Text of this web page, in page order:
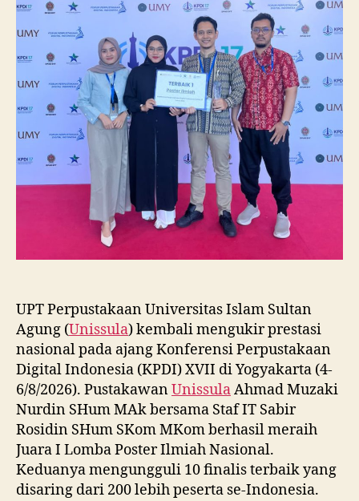
Juara
Lomba
Poster
Ilmiah
Nasional
di
KPDI
XVII
UPT Perpustakaan Universitas Islam Sultan
Agung (Unissula) kembali mengukir prestasi
nasional pada ajang Konferensi Perpustakaan
Digital Indonesia (KPDI) XVII di Yogyakarta (4-
6/8/2026). PustakawanUnissulaAhmad Muzaki
Nurdin SHum MAk bersama Staf IT Sabir
Rosidin SHum SKom MKom berhasil meraih
Juara I Lomba Poster Ilmiah Nasional.
Keduanya mengungguli 10 finalis terbaik yang
disaring dari 200 lebih peserta se-Indonesia.